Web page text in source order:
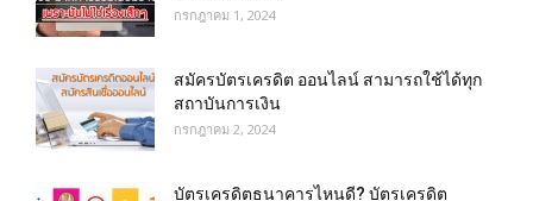
กรกฎาคม 1, 2024
สมัครบัตรเครดิต ออนไลน์ สามารถใช้ได้ทุก
สถาบันการเงิน
กรกฎาคม 2, 2024
บัตรเครดิตธนาคารไหนดี? บัตรเครดิต